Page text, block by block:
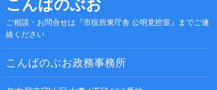
ご相談・お問合せは『市役所東庁舎 公明党控室』までご連
絡ください
こんばのぶお政務事務所